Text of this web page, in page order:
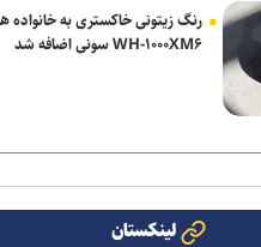
رنگ زیتونی خاکستری به خانواده
WH-۱۰۰۰XM۶ سونی اضافه شد
لینکستان